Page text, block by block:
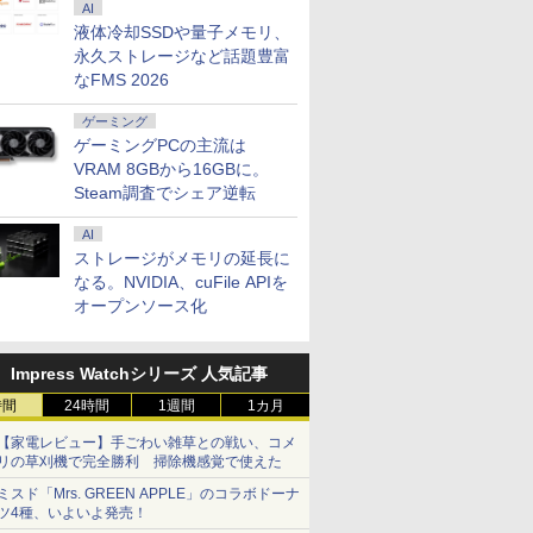
AI
液体冷却SSDや量子メモリ、
永久ストレージなど話題豊富
なFMS 2026
ゲーミング
ゲーミングPCの主流は
VRAM 8GBから16GBに。
Steam調査でシェア逆転
AI
ストレージがメモリの延長に
なる。NVIDIA、cuFile APIを
オープンソース化
Impress Watchシリーズ 人気記事
24時間 1週間 1カ月
家電レビュー】手ごわい雑草との戦い、コメ
の草刈機で完全勝利 掃除機感覚で使えた
スド「Mrs. GREEN APPLE」のコラボドーナ
4種、いよいよ発売！